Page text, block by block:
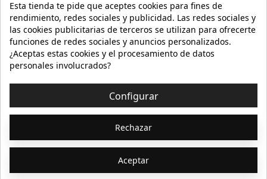
NUESTRA WEB
AYUDA
INFORMACIÓN 
Esta tienda te pide que aceptes cookies para fines de
rendimiento, redes sociales y publicidad. Las redes sociales y
las cookies publicitarias de terceros se utilizan para ofrecerte
funciones de redes sociales y anuncios personalizados.
¿Aceptas estas cookies y el procesamiento de datos
personales involucrados?
Configurar
Rechazar
Aceptar